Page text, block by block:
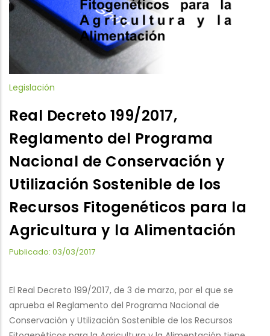
Legislación
Real Decreto 199/2017,
Reglamento del Programa
Nacional de Conservación y
Utilización Sostenible de los
Recursos Fitogenéticos para la
Agricultura y la Alimentación
Publicado: 03/03/2017
El Real Decreto 199/2017, de 3 de marzo, por el que se
aprueba el Reglamento del Programa Nacional de
Conservación y Utilización Sostenible de los Recursos